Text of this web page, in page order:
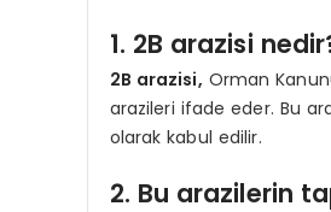
1. 2B arazisi
2B arazisi, Orman
arazileri ifade eder. Bu
olarak kabul edilir.
2. Bu arazilerin